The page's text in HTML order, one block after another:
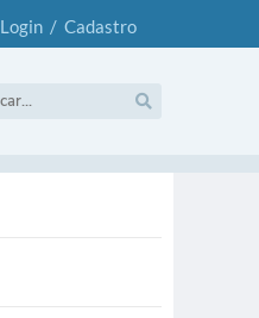
Login / Cadastro